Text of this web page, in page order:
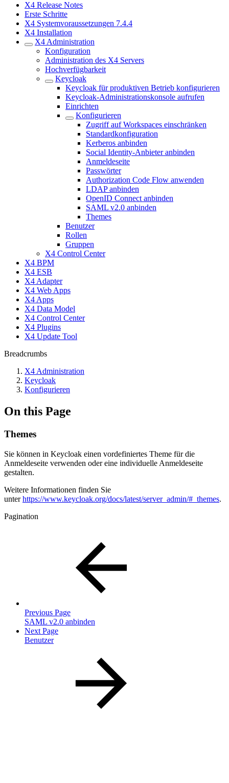
X4 Release Notes
Erste Schritte
X4 Systemvoraussetzungen 7.4.4
X4 Installation
X4 Administration
Konfiguration
Administration des X4 Servers
Hochverfügbarkeit
Keycloak
Keycloak für produktiven Betrieb konfigurieren
Keycloak-Administrationskonsole aufrufen
Einrichten
Konfigurieren
Zugriff auf Workspaces einschränken
Standardkonfiguration
Kerberos anbinden
Social Identity-Anbieter anbinden
Anmeldeseite
Passwörter
Authorization Code Flow anwenden
LDAP anbinden
OpenID Connect anbinden
SAML v2.0 anbinden
Themes
Benutzer
Rollen
Gruppen
X4 Control Center
X4 BPM
X4 ESB
X4 Adapter
X4 Web Apps
X4 Apps
X4 Data Model
X4 Control Center
X4 Plugins
X4 Update Tool
Breadcrumbs
X4 Administration
Keycloak
Konfigurieren
On this Page
Themes
Sie können in Keycloak einen vordefiniertes Theme für die
Anmeldeseite verwenden oder eine individuelle Anmeldeseite
gestalten.
Weitere Informationen finden Sie
unterhttps://www.keycloak.org/docs/latest/server_admin/#_themes.
Pagination
Previous Page
SAML v2.0 anbinden
Next Page
Benutzer